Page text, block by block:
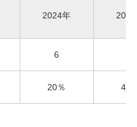
2024年
6
20％ 47